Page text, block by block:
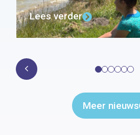
Lees verder
Meer nieuws